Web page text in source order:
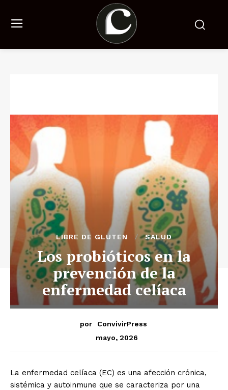
LIBRE DE GLUTEN SALUD
Los probióticos en la
prevención de la
enfermedad celíaca
por
ConvivirPress
mayo, 2026
La enfermedad celíaca (EC) es una afección crónica,
sistémica y autoinmune que se caracteriza por una